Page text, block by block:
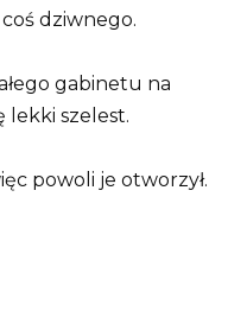
dziwnego.
gabinetu na
lekki szelest.
powoli je otworzył.